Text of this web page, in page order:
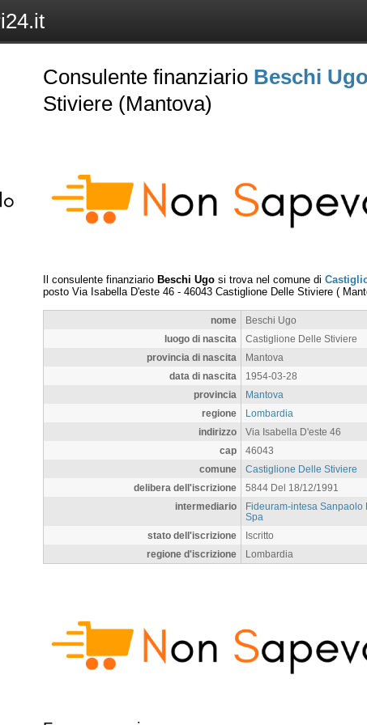
Consulente finanziario Beschi Ugo
Stiviere (Mantova)
Il consulente finanziario Beschi Ugo si trova nel comune di
posto Via Isabella D'este 46 - 46043 Castiglione Delle Stiviere (
nome
Beschi Ugo
luogo di nascita
Castiglione Delle Stiviere
provincia di nascita
Mantova
data di nascita
1954-03-28
provincia
Mantova
regione
Lombardia
indirizzo
Via Isabella D'este 46
cap
46043
comune
Castiglione Delle Stiviere
delibera dell'iscrizione
5844 Del 18/12/1991
intermediario
Fideuram-intesa Sanpaolo
Spa
stato dell'iscrizione
Iscritto
regione d'iscrizione
Lombardia